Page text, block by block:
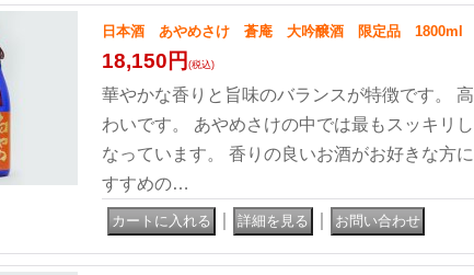
日本酒 あやめさけ 蒼庵 大吟醸酒 限定品 1800ml
18,150円 (税込)
華やかな香りと旨味のバランスが特徴です。
わいです。 あやめさけの中では最もスッキリ
なっています。 香りの良いお酒がお好きな方
すすめの…